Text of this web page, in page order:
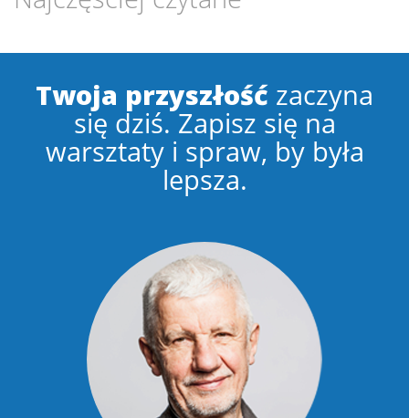
Twoja przyszłość zaczyna
się dziś. Zapisz się na
warsztaty i spraw, by była
lepsza.